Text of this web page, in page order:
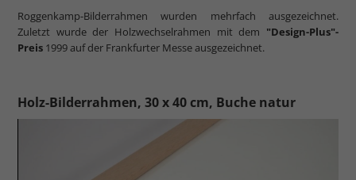
Roggenkamp-Bilderrahmen wurden mehrfach ausgezeichnet.
Zuletzt wurde der Holzwechselrahmen mit dem "Design-Plus"-
Preis 1999 auf der Frankfurter Messe ausgezeichnet.
Holz-Bilderrahmen, 30 x 40 cm, Buche natur